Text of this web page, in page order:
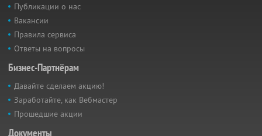
Публикации о нас
Вакансии
Правила сервиса
Ответы на вопросы
Бизнес-Партнёрам
Давайте сделаем акцию!
Заработайте, как Вебмастер
Прошедшие акции
Документы